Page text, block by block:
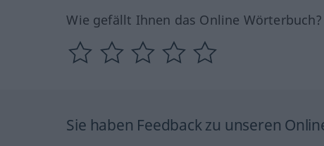
Wie gefällt Ihnen das Online Wörterbuch?
Sie haben Feedback zu unseren